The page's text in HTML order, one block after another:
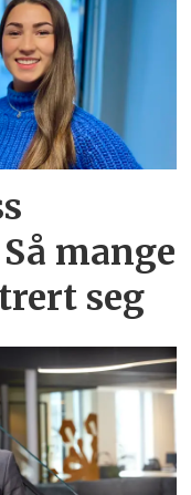
mange
seg